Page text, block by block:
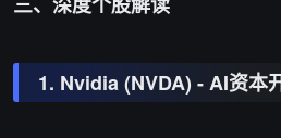
1. Nvidia (NVDA) - AI资本